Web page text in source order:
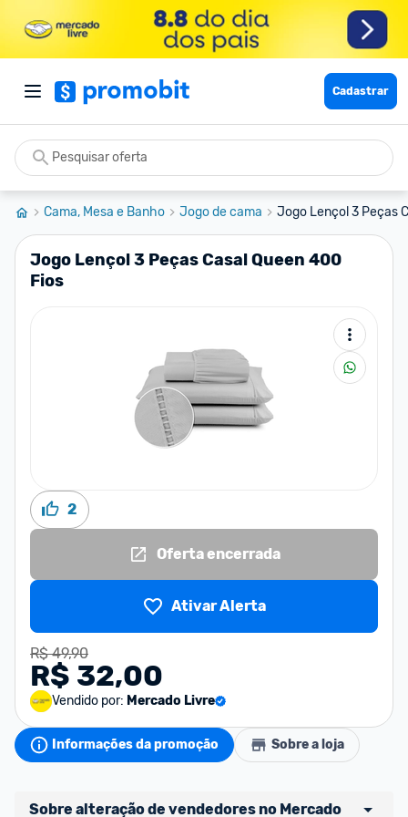
Cadastrar
Cama, Mesa e Banho Jogo de cama Jogo Lençol 3 Peças
Jogo Lençol 3 Peças Casal Queen 400
Fios
2
Oferta encerrada
Ativar Alerta
R$ 49,90
R$ 32,00
Vendido por: Mercado Livre
Informações da promoção Sobre a loja
Sobre alteração de vendedores no Mercado